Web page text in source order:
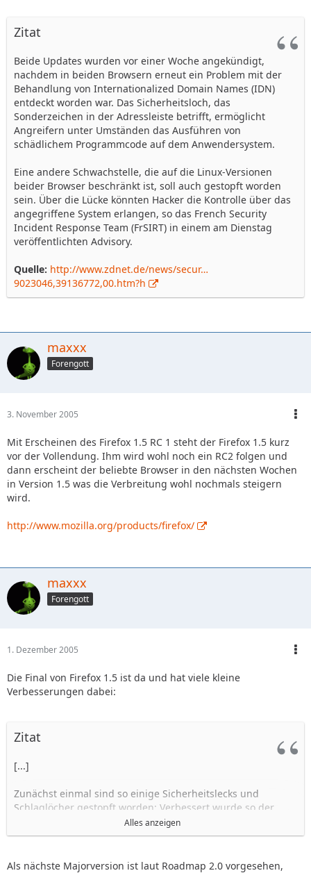
bei der Sicherheit hat Mozilla nicht genauer beschrieben.
Quelle: http://www.zdnet.de/news/softw…
9023144,39136420,00.htm?h
Zitat
Beide Updates wurden vor einer Woche angekündigt,
nachdem in beiden Browsern erneut ein Problem mit der
Behandlung von Internationalized Domain Names (IDN)
entdeckt worden war. Das Sicherheitsloch, das
Sonderzeichen in der Adressleiste betrifft, ermöglicht
Angreifern unter Umständen das Ausführen von
schädlichem Programmcode auf dem Anwendersystem.
Eine andere Schwachstelle, die auf die Linux-Versionen
beider Browser beschränkt ist, soll auch gestopft worden
sein. Über die Lücke könnten Hacker die Kontrolle über das
angegriffene System erlangen, so das French Security
Incident Response Team (FrSIRT) in einem am Dienstag
veröffentlichten Advisory.
Quelle: http://www.zdnet.de/news/secur…
9023046,39136772,00.htm?h
maxxx
Forengott
3. November 2005
Mit Erscheinen des Firefox 1.5 RC 1 steht der Firefox 1.5 kurz
vor der Vollendung. Ihm wird wohl noch ein RC2 folgen und
dann erscheint der beliebte Browser in den nächsten Wochen
in Version 1.5 was die Verbreitung wohl nochmals steigern
wird.
http://www.mozilla.org/products/firefox/
maxxx
Forengott
1. Dezember 2005
Die Final von Firefox 1.5 ist da und hat viele kleine
Verbesserungen dabei:
Zitat
[...]
Zunächst einmal sind so einige Sicherheitslecks und
Schlaglöcher gestopft worden: Verbessert wurde so der
Bildaufbau, die Kompatibilität zu diversen Internet-
Standards, der Pop-up-Blocker, die Unterstützung von
Funktion des Browsers: Sie lädt nur noch nach, was es
Alles anzeigen
Als nächste Majorversion ist laut Roadmap 2.0 vorgesehen,